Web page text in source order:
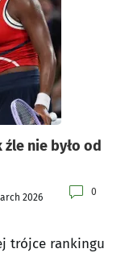
źle nie było od
2026 0
trójce rankingu